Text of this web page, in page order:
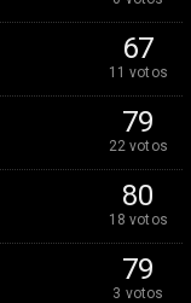
67
11 votos
79
22 votos
80
18 votos
79
3 votos